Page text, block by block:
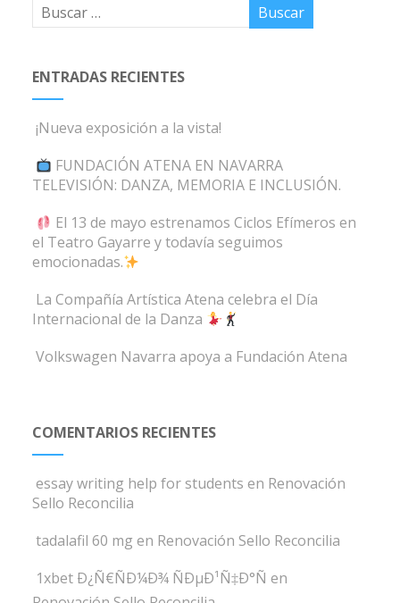
ENTRADAS RECIENTES
¡Nueva exposición a la vista!
FUNDACIÓN ATENA EN NAVARRA
TELEVISIÓN: DANZA, MEMORIA E INCLUSIÓN.
El 13 de mayo estrenamos Ciclos Efímeros en
el Teatro Gayarre y todavía seguimos
emocionadas.
La Compañía Artística Atena celebra el Día
Internacional de la Danza
Volkswagen Navarra apoya a Fundación Atena
COMENTARIOS RECIENTES
essay writing help for students en Renovación
Sello Reconcilia
tadalafil 60 mg en Renovación Sello Reconcilia
1xbet Ð¿Ñ€ÑÐ¼Ð¾ ÑÐµÐ¹Ñ‡Ð°Ñ en